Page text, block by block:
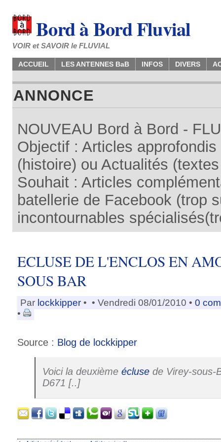
Bord à Bord Fluvial
VOIR et SAVOIR le FLUVIAL
ACCUEIL LES ANTENNES BaB INFOS DIVERS
ANNONCE
NOUVEAU Bord à Bord -
Objectif : Articles
(histoire) ou Actualités
Souhait : Articles
batellerie de Facebook (trop
incontournables
ECLUSE DE L'ENCLOS EN
SOUS BAR
Par lockkipper • • Vendredi 08/01/2010 • 0
•
Source : Blog de lockkipper
Voici la deuxième écluse de Virey-sous-
D671 [..]